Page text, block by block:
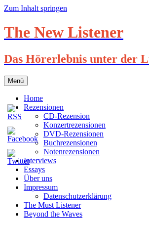
Zum Inhalt springen
The New Listener
Das Hörerlebnis unter der
Menü
Home
Rezensionen
CD-Rezension
Konzertrezensionen
DVD-Rezensionen
Buchrezensionen
Notenrezensionen
Interviews
Essays
Über uns
Impressum
Datenschutzerklärung
The Must Listener
Beyond the Waves